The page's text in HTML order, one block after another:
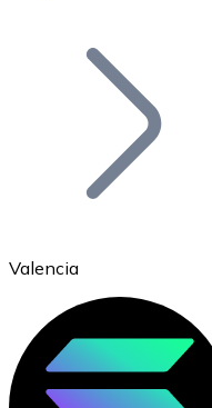
Bitcoin
Valencia